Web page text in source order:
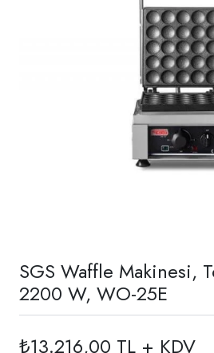
SGS Waffle Makinesi,
2200 W, WO-25E
₺13.216,00 TL + KDV